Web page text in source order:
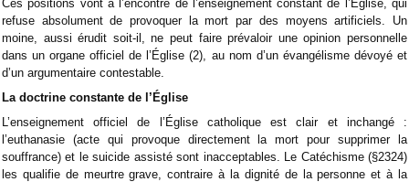
Ces positions vont à l’encontre de l’enseignement constant de l’Église, qui
refuse absolument de provoquer la mort par des moyens artificiels. Un
moine, aussi érudit soit-il, ne peut faire prévaloir une opinion personnelle
dans un organe officiel de l’Église (2), au nom d’un évangélisme dévoyé et
d’un argumentaire contestable.
La doctrine constante de l’Église
L’enseignement officiel de l’Église catholique est clair et inchangé :
l’euthanasie (acte qui provoque directement la mort pour supprimer la
souffrance) et le suicide assisté sont inacceptables. Le Catéchisme (§2324)
les qualifie de meurtre grave, contraire à la dignité de la personne et à la